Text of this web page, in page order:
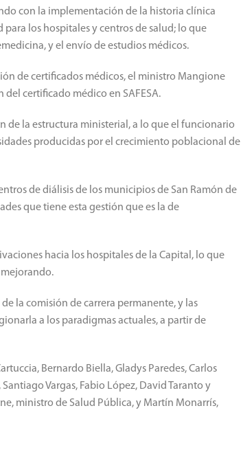
con la implementación de la historia clínica
los hospitales y centros de salud; lo que
y el envío de estudios médicos.
de certificados médicos, el ministro Mangione
certificado médico en SAFESA.
de la estructura ministerial, a lo que el funcionario
producidas por el crecimiento poblacional de
de diálisis de los municipios de San Ramón de
que tiene esta gestión que es la de
hacia los hospitales de la Capital, lo que
la comisión de carrera permanente, y las
a los paradigmas actuales, a partir de
Bernardo Biella, Gladys Paredes, Carlos
Vargas, Fabio López, David Taranto y
ministro de Salud Pública, y Martín Monarrís,